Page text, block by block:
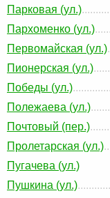
Парковая (ул.)
Пархоменко (ул.)
Первомайская (ул.)
Пионерская (ул.)
Победы (ул.)
Полежаева (ул.)
Почтовый (пер.)
Пролетарская (ул.)
Пугачева (ул.)
Пушкина (ул.)